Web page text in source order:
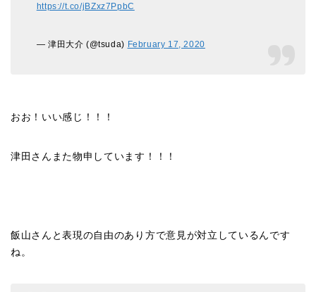
https://t.co/jBZxz7PpbC
— 津田大介 (@tsuda) February 17, 2020
おお！いい感じ！！！
津田さんまた物申しています！！！
飯山さんと表現の自由のあり方で意見が対立しているんです
ね。